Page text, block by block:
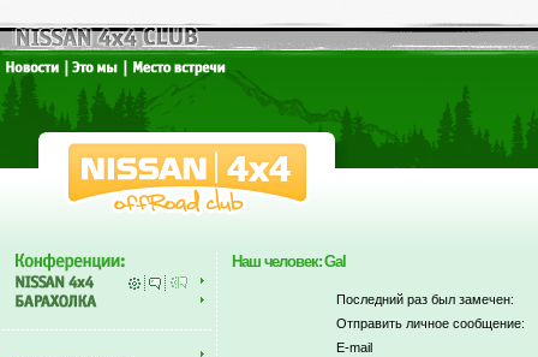
Наш человек: Gal
Последний раз был замечен:
Отправить личное сообщение:
E-mail